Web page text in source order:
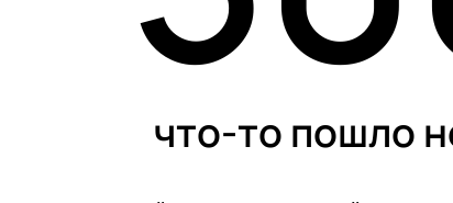
что-то пошло